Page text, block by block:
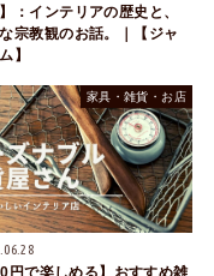
：インテリアの歴史と、
宗教観のお話。｜【ジャ
】
家具・雑貨・お店
円で楽しめる】おすすめ雑